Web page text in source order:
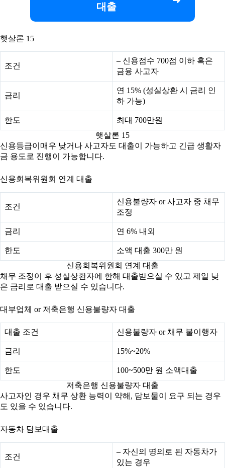
대출
햇살론 15
조건
– 신용점수 700점 이하 혹은
금융 사고자
금리
연 15% (성실상환 시 금리 인
하 가능)
한도
최대 700만원
햇살론 15
신용등급이매우 낮거나 사고자도 대출이 가능하고 긴급 생활자
금 용도로 진행이 가능합니다.
신용회복위원회 연계 대출
조건
신용불량자 or 사고자 중 채무
조정
금리 연 6% 내외
한도
소액 대출 300만 원
신용회복위원회 연계 대출
채무 조정이 후 성실상환자에 한해 대출받으실 수 있고 제일 낮
은 금리로 대출 받으실 수 있습니다.
대부업체 or 저축은행 신용불량자 대출
대출 조건 신용불량자 or 채무 불이행자
금리 15%~20%
한도
100~500만 원 소액대출
저축은행 신용불량자 대출
사고자인 경우 채무 상환 능력이 약해, 담보물이 요구 되는 경우
도 있을 수 있습니다.
자동차 담보대출
조건
– 자신의 명의로 된 자동차가
있는 경우